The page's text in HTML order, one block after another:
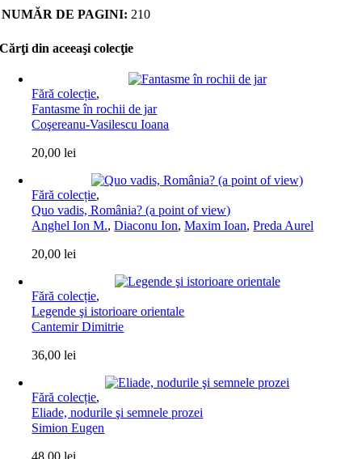
NUMĂR DE PAGINI: 210
Cărţi din aceeaşi colecţie
Fără colecție,
Fantasme în rochii de jar
Coşereanu-Vasilescu Ioana
20,00lei
Fără colecție,
Quo vadis, România? (a point of view)
Anghel Ion M.,Diaconu Ion,Maxim Ioan,Preda Aurel
20,00lei
Fără colecție,
Legende şi istorioare orientale
Cantemir Dimitrie
36,00lei
Fără colecție,
Eliade, nodurile şi semnele prozei
Simion Eugen
48,00lei